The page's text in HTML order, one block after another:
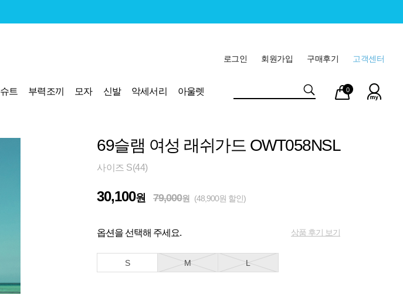
고객센터
구매후기
회원가입
로그인
슈트 부력조끼 모자 신발 악세서리
아울렛
마이
페이
장바
구니
0
69슬램 여성 래쉬가드 OWT058NSL
사이즈 S(44)
30,100원 79,000원 (48,900원 할인)
옵션을 선택해 주세요. 상품 후기 보기
S M L